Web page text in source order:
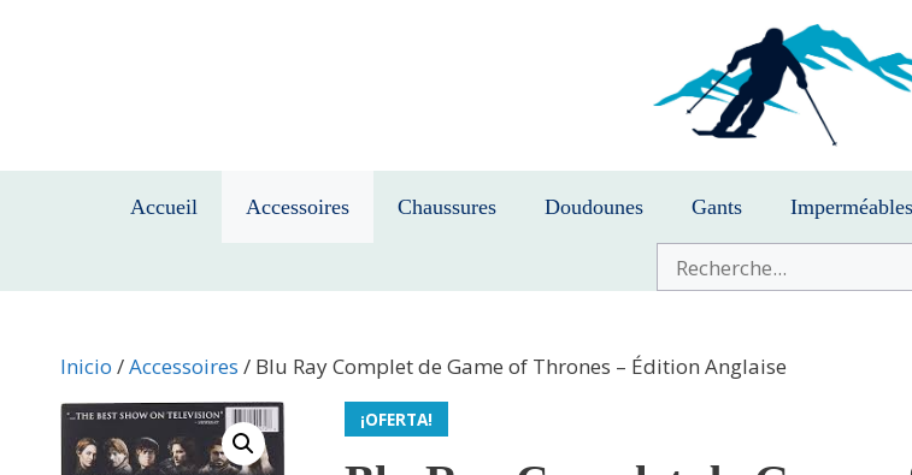
Accueil Accessoires Chaussures Doudounes Gants Imperméables
Buscar
Inicio /Accessoires / Blu Ray Complet de Game of Thrones – Édition Anglaise
¡OFERTA!